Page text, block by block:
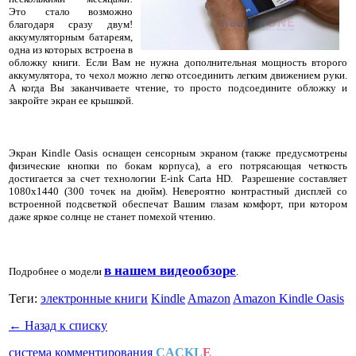
Это стало возможно
благодаря сразу двум!
аккумуляторным батареям,
одна из которых встроена в
обложку книги. Если Вам не нужна дополнительная мощность второго
аккумулятора, то чехол можно легко отсоединить легким движением руки.
А когда Вы заканчиваете чтение, то просто подсоедините обложку и
закройте экран ее крышкой.
Экран Kindle Oasis оснащен сенсорным экраном (также предусмотрены
физические кнопки по бокам корпуса), а его потрясающая четкость
достигается за счет технологии E-ink Carta HD. Разрешение составляет
1080х1440 (300 точек на дюйм). Невероятно контрастный дисплей со
встроенной подсветкой обеспечат Вашим глазам комфорт, при котором
даже яркое солнце не станет помехой чтению.
Подробнее о модели в нашем видеообзоре.
Теги: электронные книги KindleAmazonAmazon Kindle Oasis
← Назад к списку
система комментирования CACKLE